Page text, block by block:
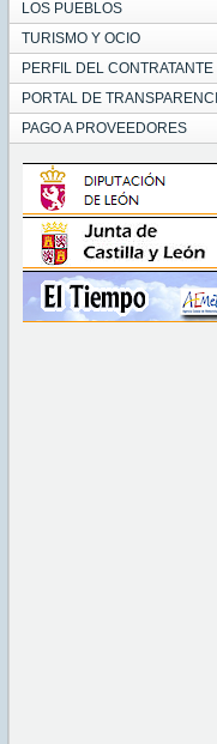
LOS PUEBLOS
TURISMO Y OCIO
PERFIL DEL CONTRATANTE
PORTAL DE
PAGO A PROVEEDORES